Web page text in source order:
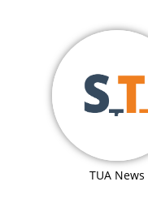
TUA News